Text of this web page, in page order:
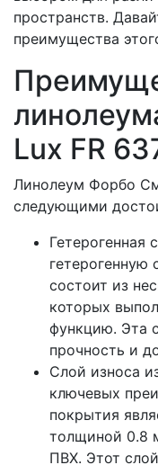
пространств.
преимущества
Lux FR
Линолеум Форбо
следующими
Гетерогенная
гетерогенную
состоит из
которых
функцию. Эта
прочность и
Слой износа
ключевых
покрытия
толщиной 0.8
ПВХ. Этот